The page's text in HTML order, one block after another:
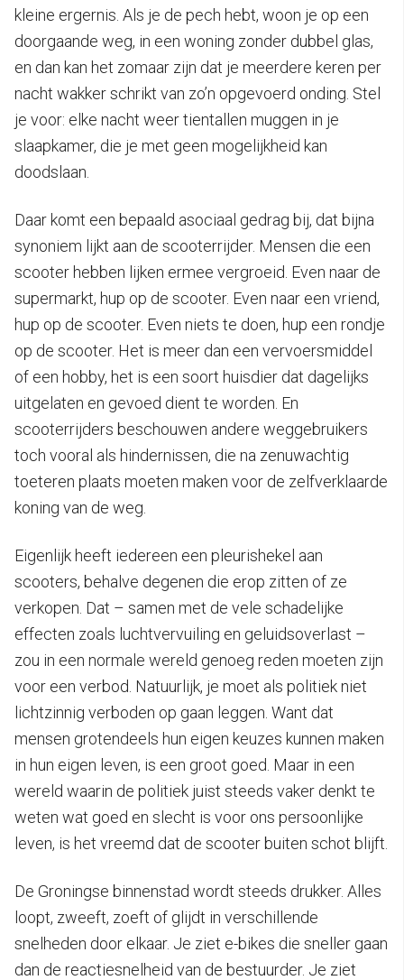
kleine ergernis. Als je de pech hebt, woon je op een
doorgaande weg, in een woning zonder dubbel glas,
en dan kan het zomaar zijn dat je meerdere keren per
nacht wakker schrikt van zo’n opgevoerd onding. Stel
je voor: elke nacht weer tientallen muggen in je
slaapkamer, die je met geen mogelijkheid kan
doodslaan.
Daar komt een bepaald asociaal gedrag bij, dat bijna
synoniem lijkt aan de scooterrijder. Mensen die een
scooter hebben lijken ermee vergroeid. Even naar de
supermarkt, hup op de scooter. Even naar een vriend,
hup op de scooter. Even niets te doen, hup een rondje
op de scooter. Het is meer dan een vervoersmiddel
of een hobby, het is een soort huisdier dat dagelijks
uitgelaten en gevoed dient te worden. En
scooterrijders beschouwen andere weggebruikers
toch vooral als hindernissen, die na zenuwachtig
toeteren plaats moeten maken voor de zelfverklaarde
koning van de weg.
Eigenlijk heeft iedereen een pleurishekel aan
scooters, behalve degenen die erop zitten of ze
verkopen. Dat – samen met de vele schadelijke
effecten zoals luchtvervuiling en geluidsoverlast –
zou in een normale wereld genoeg reden moeten zijn
voor een verbod. Natuurlijk, je moet als politiek niet
lichtzinnig verboden op gaan leggen. Want dat
mensen grotendeels hun eigen keuzes kunnen maken
in hun eigen leven, is een groot goed. Maar in een
wereld waarin de politiek juist steeds vaker denkt te
weten wat goed en slecht is voor ons persoonlijke
leven, is het vreemd dat de scooter buiten schot blijft.
De Groningse binnenstad wordt steeds drukker. Alles
loopt, zweeft, zoeft of glijdt in verschillende
snelheden door elkaar. Je ziet e-bikes die sneller gaan
dan de reactiesnelheid van de bestuurder. Je ziet